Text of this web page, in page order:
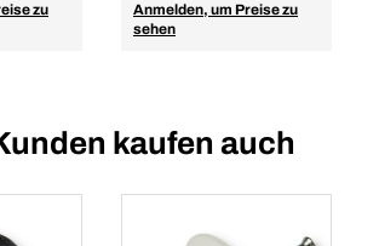
zu
Anmelden, um Preise zu
sehen
kaufen auch